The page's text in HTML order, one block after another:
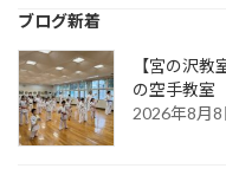
ブログ新着
【宮の沢
の空手教室
2026年8月8